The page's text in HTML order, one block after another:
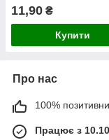
11,90 ₴
Купити
Про нас
100%
Працює з